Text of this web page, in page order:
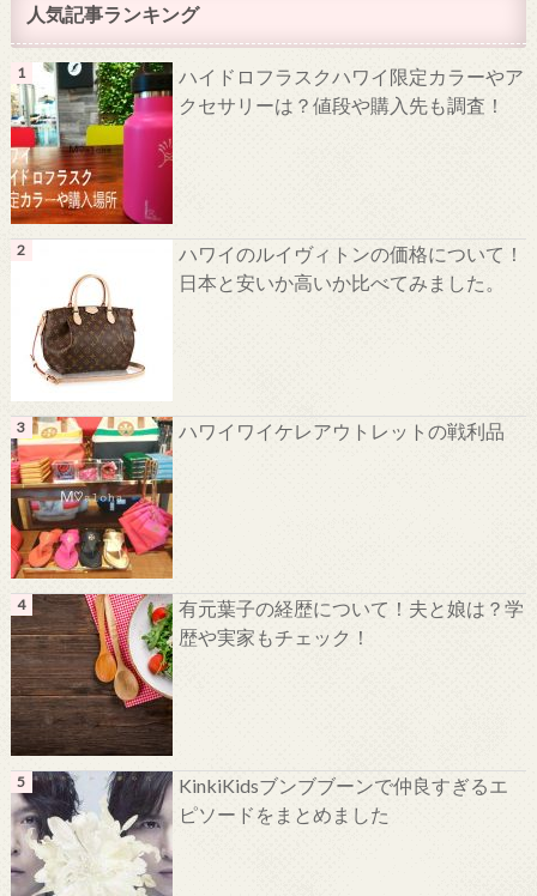
人気記事ランキング
ハイドロフラスクハワイ限定カラーやア
クセサリーは？値段や購入先も調査！
ハワイのルイヴィトンの価格について！
日本と安いか高いか比べてみました。
ハワイワイケレアウトレットの戦利品
有元葉子の経歴について！夫と娘は？学
歴や実家もチェック！
KinkiKidsブンブブーンで仲良すぎるエ
ピソードをまとめました